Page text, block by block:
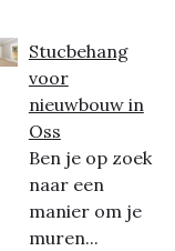
Stucbehang
voor
nieuwbouw in
Oss
Ben je op zoek
naar een
manier om je
muren...